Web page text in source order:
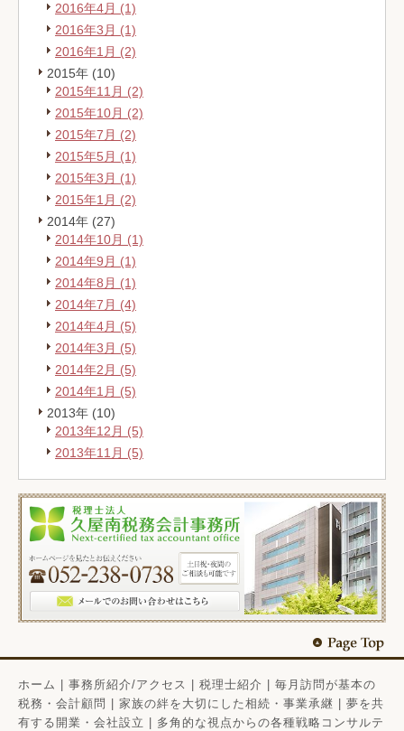
2016年4月 (1)
2016年3月 (1)
2016年1月 (2)
2015年 (10)
2015年11月 (2)
2015年10月 (2)
2015年7月 (2)
2015年5月 (1)
2015年3月 (1)
2015年1月 (2)
2014年 (27)
2014年10月 (1)
2014年9月 (1)
2014年8月 (1)
2014年7月 (4)
2014年4月 (5)
2014年3月 (5)
2014年2月 (5)
2014年1月 (5)
2013年 (10)
2013年12月 (5)
2013年11月 (5)
ホーム 事務所紹介/アクセス 税理士紹介
毎月訪問が基本の
税務・会計顧問
家族の絆を大切にした相続・事業承継
夢を共
有する開業・会社設立
多角的な視点からの各種戦略コンサルテ